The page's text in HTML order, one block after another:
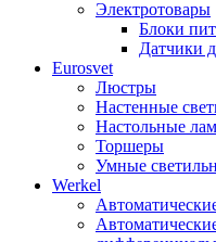
Электротовары
Блоки
Датчики
Eurosvet
Люстры
Настенные
Настольные
Торшеры
Умные
Werkel